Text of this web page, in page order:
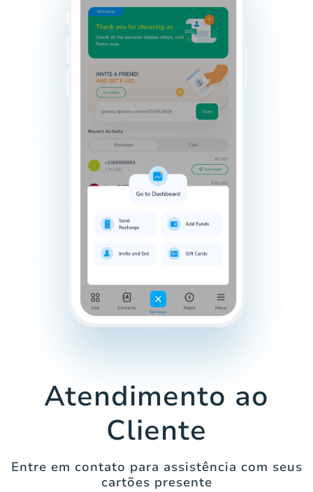
Atendimento ao
Cliente
Entre em contato para assistência com seus
cartões presente